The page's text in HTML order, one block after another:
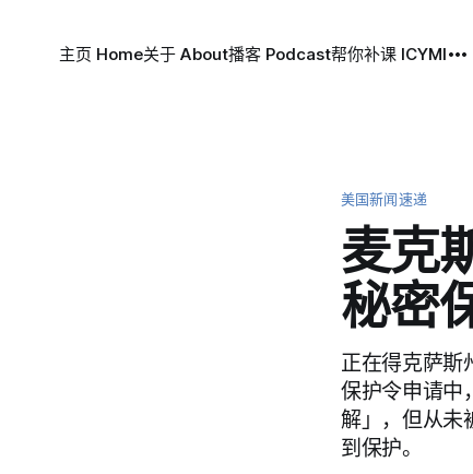
主页 Home关于 About播客 Podcast帮你补课 ICYMI
美国新闻速递
麦克
秘密
正在得克萨斯
保护令申请中
解」，但从未
到保护。